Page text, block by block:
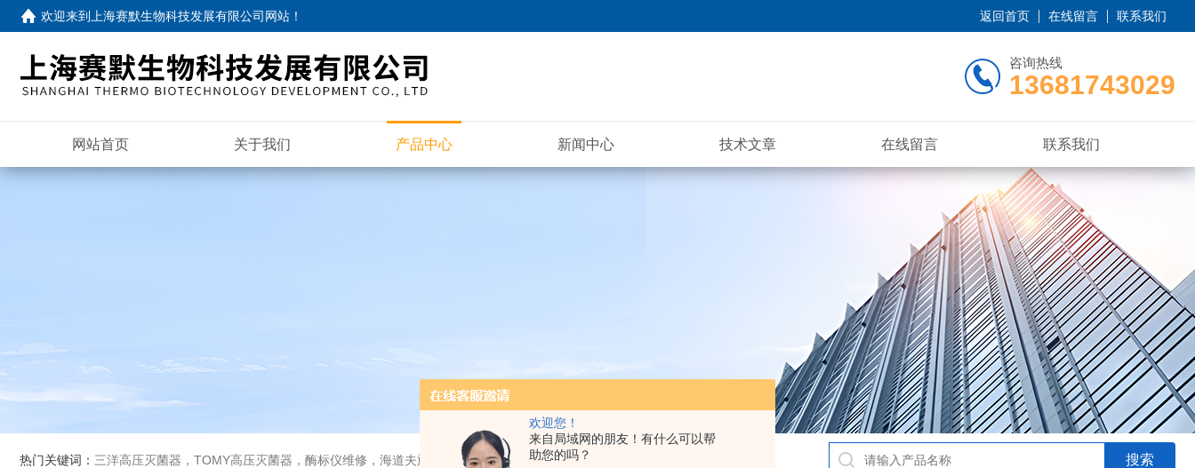
欢迎您！
来自局域网的朋友！有什么可以帮
助您的吗？
欢迎来到 上海赛默生物科技发展有限公司网站 ！ 返回首页 在线留言 联系我们
咨询热线
13681743029
网站首页 关于我们 产品中心 新闻中心 技术文章 在线留言 联系我们
热门关键词： 三洋高压灭菌器，TOMY高压灭菌器，酶标仪维修，海道夫旋转蒸发仪